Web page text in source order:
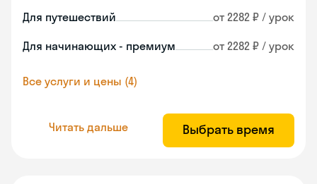
Для путешествий от 2282 ₽ / урок
Для начинающих - премиум от 2282 ₽ / урок
Все услуги и цены (4)
Читать дальше Выбрать время